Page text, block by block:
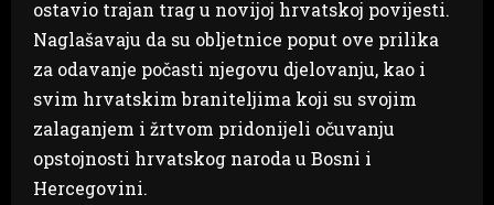
ostavio trajan trag u novijoj hrvatskoj povijesti.
Naglašavaju da su obljetnice poput ove prilika
za odavanje počasti njegovu djelovanju, kao i
svim hrvatskim braniteljima koji su svojim
zalaganjem i žrtvom pridonijeli očuvanju
opstojnosti hrvatskog naroda u Bosni i
Hercegovini.